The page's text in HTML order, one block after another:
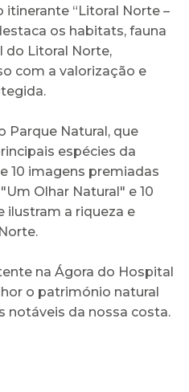
itinerante “Litoral Norte –
os habitats, fauna
do Litoral Norte,
com a valorização e
Parque Natural, que
espécies da
10 imagens premiadas
Olhar Natural" e 10
ilustram a riqueza e
na Ágora do Hospital
o património natural
notáveis da nossa costa.